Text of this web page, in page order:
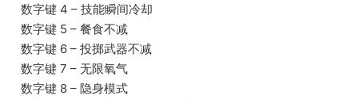
数字键 4 – 技能瞬间冷却
数字键 5 – 餐食不减
数字键 6 – 投掷武器不减
数字键 7 – 无限氧气
数字键 8 – 隐身模式